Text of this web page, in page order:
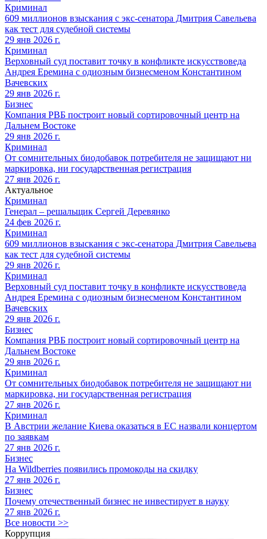
Криминал
609 миллионов взыскания с экс-сенатора Дмитрия Савельева
как тест для судебной системы
29 янв 2026 г.
Криминал
Верховный суд поставит точку в конфликте искусствоведа
Андрея Еремина с одиозным бизнесменом Константином
Вачевских
29 янв 2026 г.
Бизнес
Компания РВБ построит новый сортировочный центр на
Дальнем Востоке
29 янв 2026 г.
Криминал
От сомнительных биодобавок потребителя не защищают ни
маркировка, ни государственная регистрация
27 янв 2026 г.
Актуальное
Криминал
Генерал – решальщик Сергей Деревянко
24 фев 2026 г.
Криминал
609 миллионов взыскания с экс-сенатора Дмитрия Савельева
как тест для судебной системы
29 янв 2026 г.
Криминал
Верховный суд поставит точку в конфликте искусствоведа
Андрея Еремина с одиозным бизнесменом Константином
Вачевских
29 янв 2026 г.
Бизнес
Компания РВБ построит новый сортировочный центр на
Дальнем Востоке
29 янв 2026 г.
Криминал
От сомнительных биодобавок потребителя не защищают ни
маркировка, ни государственная регистрация
27 янв 2026 г.
Криминал
В Австрии желание Киева оказаться в ЕС назвали концертом
по заявкам
27 янв 2026 г.
Бизнес
На Wildberries появились промокоды на скидку
27 янв 2026 г.
Бизнес
Почему отечественный бизнес не инвестирует в науку
27 янв 2026 г.
Все новости >>
Коррупция